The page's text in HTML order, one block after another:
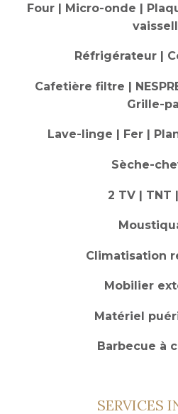
Four | Micro-onde |
Réfrigérateur |
Cafetière filtre |
Grille-
Lave-linge | Fer |
Sèche-
2 TV | TNT
Climatisation
Mobilier
Matériel
Barbecue à
SERVICES